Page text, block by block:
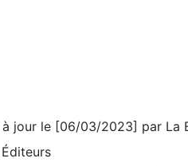
jour le [06/03/2023] par La